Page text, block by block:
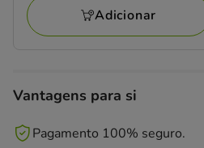
143.71€
Adicionar
Vantagens para si
Pagamento 100% seguro.